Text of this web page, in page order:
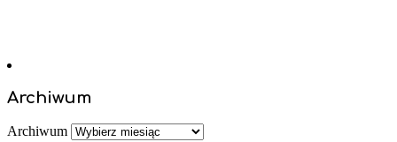
Archiwum
Archiwum